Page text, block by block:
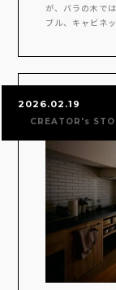
が、バラの木で
ブル、キャビネ
2026.02.19
CREATOR's